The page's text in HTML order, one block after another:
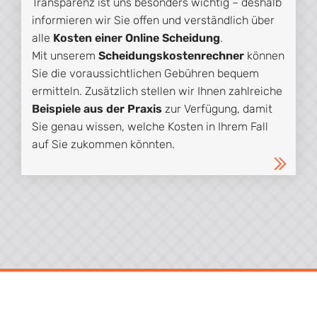
Transparenz ist uns besonders wichtig – deshalb
informieren wir Sie offen und verständlich über
alle Kosten einer Online Scheidung.
Mit unserem Scheidungskostenrechner können
Sie die voraussichtlichen Gebühren bequem
ermitteln. Zusätzlich stellen wir Ihnen zahlreiche
Beispiele aus der Praxis zur Verfügung, damit
Sie genau wissen, welche Kosten in Ihrem Fall
auf Sie zukommen könnten.